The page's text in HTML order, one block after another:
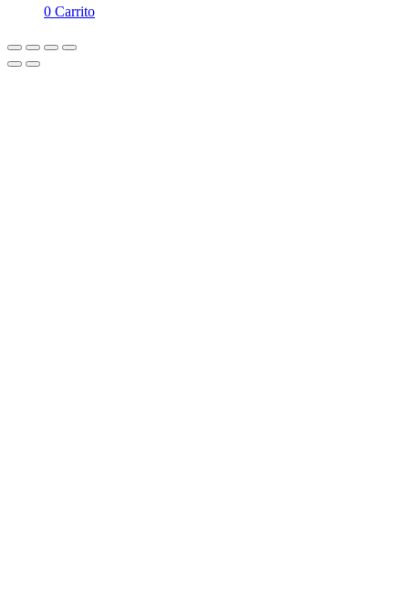
0 Carrito